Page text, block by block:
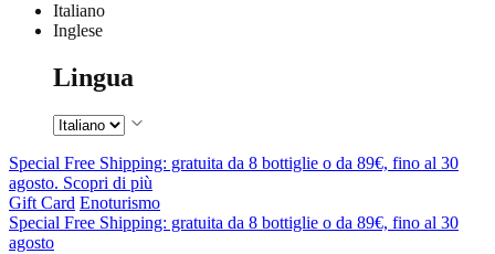
Italiano
Inglese
Lingua
Special Free Shipping: gratuita da 8 bottiglie o da 89€, fino al 30
agosto. Scopri di più
Gift Card Enoturismo
Special Free Shipping: gratuita da 8 bottiglie o da 89€, fino al 30
agosto